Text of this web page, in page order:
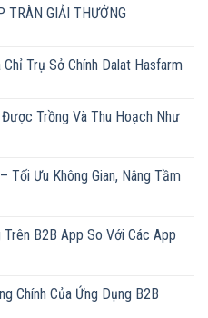
TRÀN GIẢI THƯỞNG
Trụ Sở Chính Dalat Hasfarm
Trồng Và Thu Hoạch Như
Tối Ưu Không Gian, Nâng Tầm
B2B App So Với Các App
Chính Của Ứng Dụng B2B